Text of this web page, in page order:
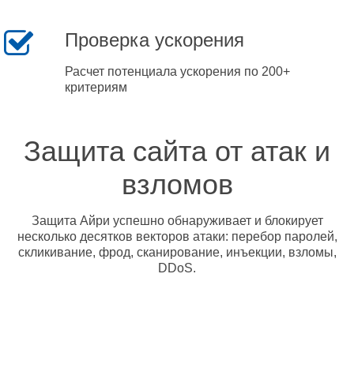
Проверка ускорения
Расчет потенциала ускорения по 200+
критериям
Защита сайта от атак и
взломов
Защита Айри успешно обнаруживает и блокирует
несколько десятков векторов атаки: перебор паролей,
скликивание, фрод, сканирование, инъекции, взломы,
DDoS.